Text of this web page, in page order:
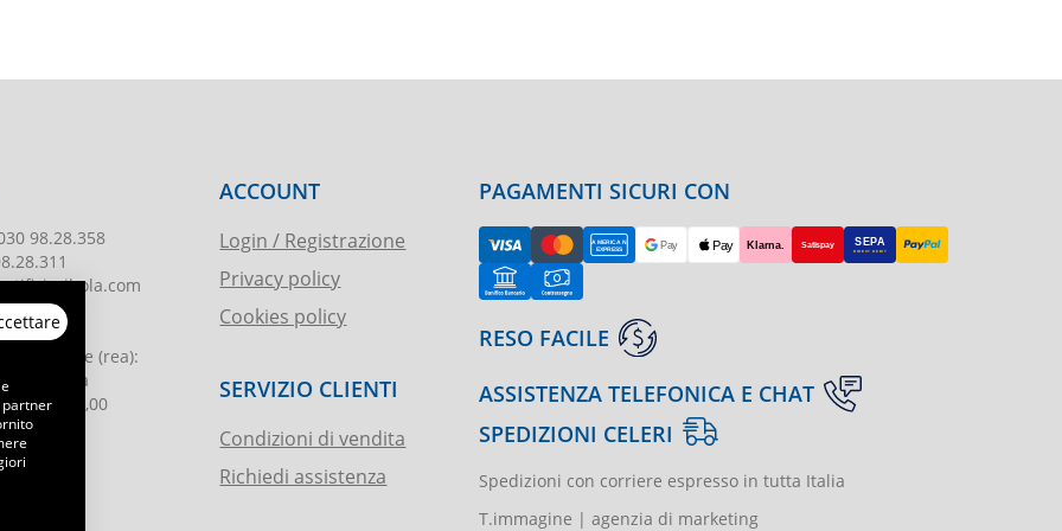
98.28.358
imprese (rea):
di Brescia
:€ 51.000,00
ACCOUNT
Login / Registrazione
Privacy policy
Cookies policy
SERVIZIO CLIENTI
Condizioni di vendita
Richiedi assistenza
PAGAMENTI SICURI CON
RESO FACILE
ASSISTENZA TELEFONICA E CHAT
SPEDIZIONI CELERI
Spedizioni con corriere espresso in tutta Italia
T.immagine | agenzia di marketing
partner